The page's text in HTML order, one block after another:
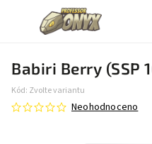
Babiri Berry (SSP
Kód: Zvolte variantu
Neohodnoceno